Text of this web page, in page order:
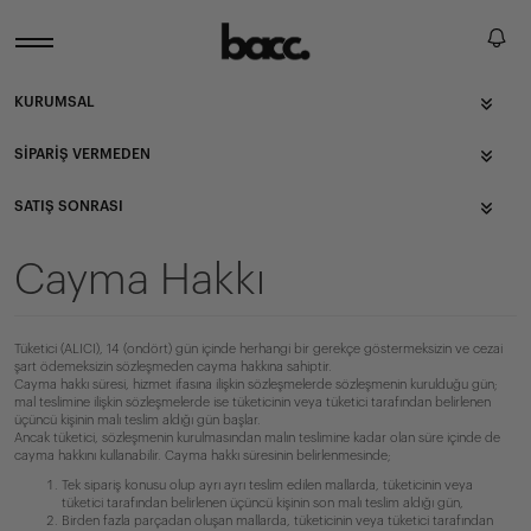
KURUMSAL
SIPARIŞ VERMEDEN
SATIŞ SONRASI
Cayma Hakkı
Tüketici (ALICI), 14 (ondört) gün içinde herhangi bir gerekçe göstermeksizin ve cezai
şart ödemeksizin sözleşmeden cayma hakkına sahiptir.
Cayma hakkı süresi, hizmet ifasına ilişkin sözleşmelerde sözleşmenin kurulduğu gün;
mal teslimine ilişkin sözleşmelerde ise tüketicinin veya tüketici tarafından belirlenen
üçüncü kişinin malı teslim aldığı gün başlar.
Ancak tüketici, sözleşmenin kurulmasından malın teslimine kadar olan süre içinde de
cayma hakkını kullanabilir. Cayma hakkı süresinin belirlenmesinde;
Tek sipariş konusu olup ayrı ayrı teslim edilen mallarda, tüketicinin veya
tüketici tarafından belirlenen üçüncü kişinin son malı teslim aldığı gün,
Birden fazla parçadan oluşan mallarda, tüketicinin veya tüketici tarafından